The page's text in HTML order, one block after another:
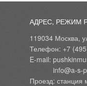
АДРЕС, РЕЖИМ
119034 Москва,
Телефон: +7
E-mail:
Проезд: станция